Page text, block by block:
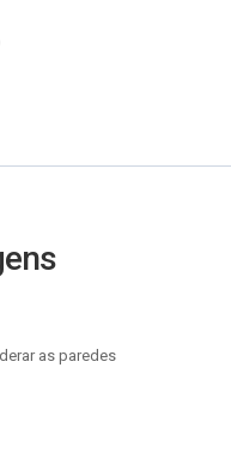
as paredes